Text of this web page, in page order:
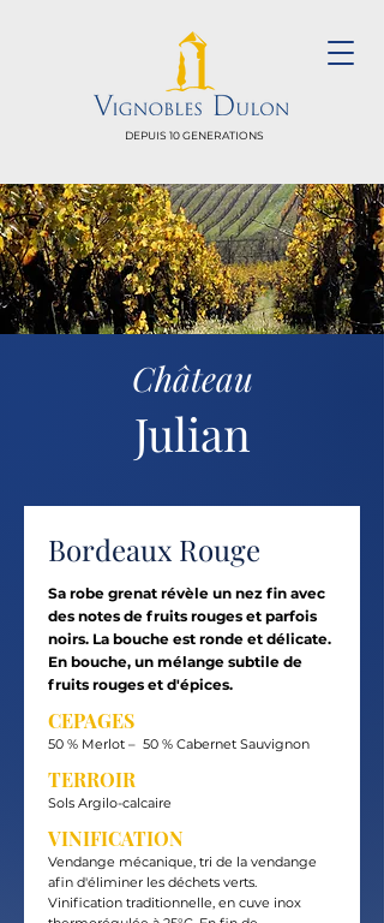
DEPUIS 10 GENERATIONS
Château
Julian
Bordeaux Rouge
Sa robe grenat révèle un nez fin avec
des notes de fruits rouges et parfois
noirs. La bouche est ronde et délicate.
En bouche, un mélange subtile de
fruits rouges et d'épices.
CEPAGES
50 % Merlot – 50 % Cabernet Sauvignon
TERROIR
Sols Argilo-calcaire
VINIFICATION
Vendange mécanique, tri de la vendange
afin d'éliminer les déchets verts.
Vinification traditionnelle, en cuve inox